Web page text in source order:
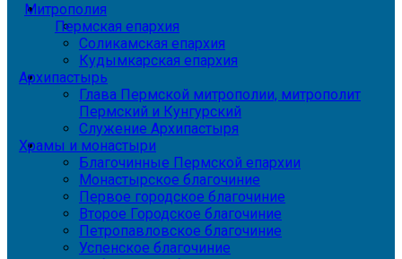
Митрополия
Пермская епархия
Соликамская епархия
Кудымкарская епархия
Архипастырь
Глава Пермской митрополии, митрополит
Пермский и Кунгурский
Служение Архипастыря
Храмы и монастыри
Благочинные Пермской епархии
Монастырское благочиние
Первое городское благочиние
Второе Городское благочиние
Петропавловское благочиние
Успенское благочиние